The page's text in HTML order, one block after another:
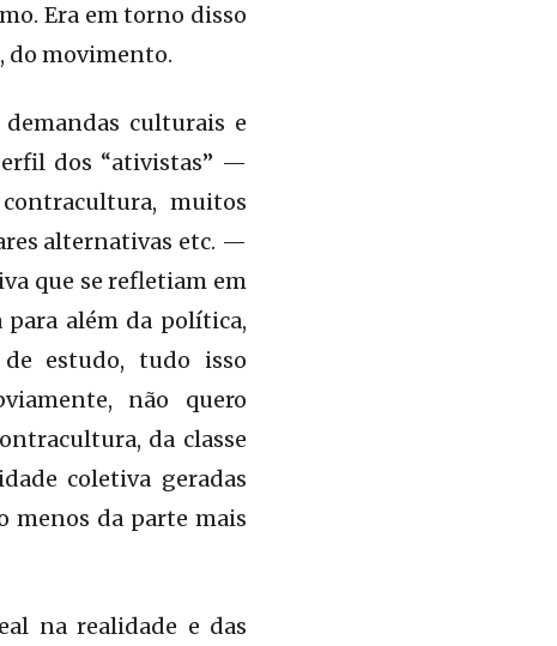
Era em torno disso
do movimento.
culturais e
dos “ativistas” —
muitos
alternativas etc. —
que se refletiam em
além da política,
estudo, tudo isso
não quero
da classe
coletiva geradas
menos da parte mais
na realidade e das